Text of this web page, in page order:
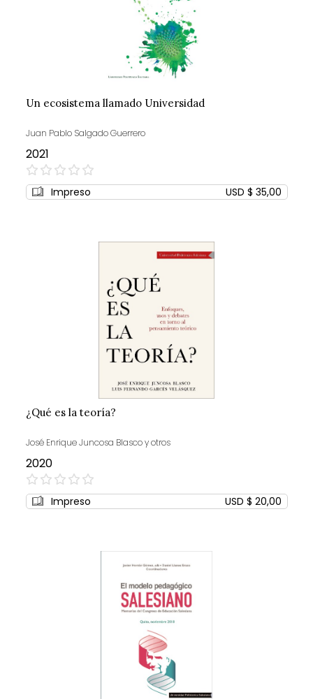
Un ecosistema llamado Universidad
Juan Pablo Salgado Guerrero
2021
0%
Impreso USD $ 35,00
¿Qué es la teoría?
José Enrique Juncosa Blasco y otros
2020
0%
Impreso USD $ 20,00